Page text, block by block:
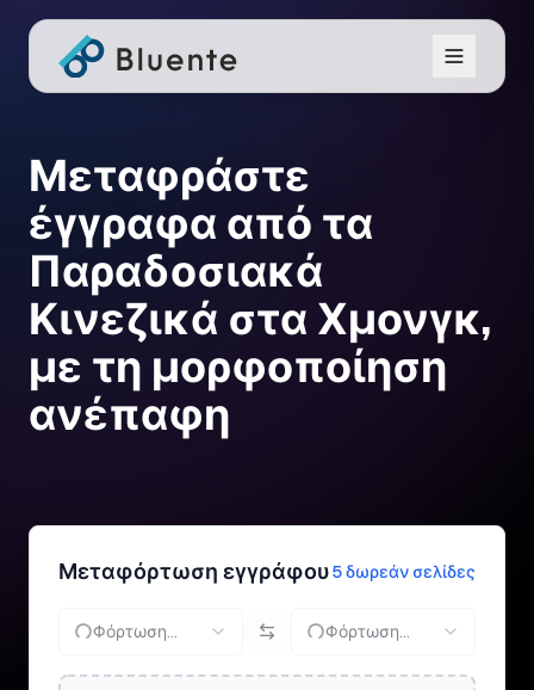
Μεταφράστε
έγγραφα από τα
Παραδοσιακά
Κινεζικά στα Χμονγκ,
με τη μορφοποίηση
ανέπαφη
Μεταφόρτωση εγγράφου5 δωρεάν σελίδες
Φόρτωση... Φόρτωση...